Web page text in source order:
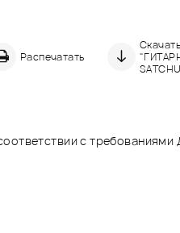
Распечатать
с